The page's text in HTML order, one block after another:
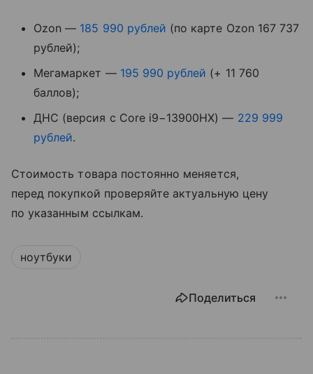
Ozon — 185 990 рублей (по карте Ozon 167 737
рублей);
Мегамаркет — 195 990 рублей (+ 11 760
баллов);
ДНС (версия с Core i9−13900HX) — 229 999
рублей.
Стоимость товара постоянно меняется,
перед покупкой проверяйте актуальную цену
по указанным ссылкам.
ноутбуки
Поделиться